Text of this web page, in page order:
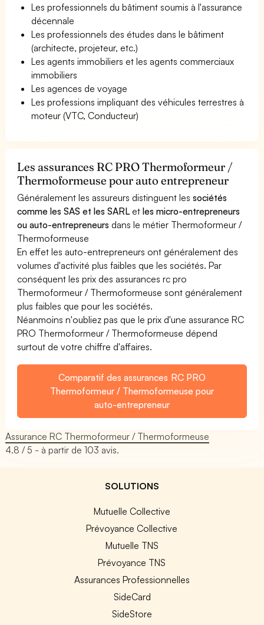
Les professionnels du bâtiment soumis à l'assurance
décennale
Les professionnels des études dans le bâtiment
(architecte, projeteur, etc.)
Les agents immobiliers et les agents commerciaux
immobiliers
Les agences de voyage
Les professions impliquant des véhicules terrestres à
moteur (VTC, Conducteur)
Les assurances RC PRO Thermoformeur /
Thermoformeuse pour auto entrepreneur
Généralement les assureurs distinguent lessociétés
comme les SAS et les SARL etles micro-entrepreneurs
ou auto-entrepreneurs dans le métier Thermoformeur /
Thermoformeuse
En effet les auto-entrepreneurs ont généralement des
volumes d'activité plus faibles que les sociétés. Par
conséquent les prix des assurances rc pro
Thermoformeur / Thermoformeuse sont généralement
plus faibles que pour les sociétés.
Néanmoins n'oubliez pas que le prix d'une assurance RC
PRO Thermoformeur / Thermoformeuse dépend
surtout de votre chiffre d'affaires.
Comparatif des assurances RC PRO
Thermoformeur / Thermoformeuse pour
auto-entrepreneur
Assurance RC Thermoformeur / Thermoformeuse
4.8 / 5 - à partir de103 avis.
SOLUTIONS
Mutuelle Collective
Prévoyance Collective
Mutuelle TNS
Prévoyance TNS
Assurances Professionnelles
SideCard
SideStore